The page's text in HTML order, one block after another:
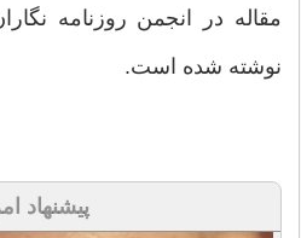
مقاله در انجمن روزنامه
نوشته شده است.
پیشنهاد